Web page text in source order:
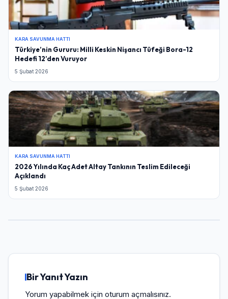
KARA SAVUNMA HATTI
Türkiye’nin Gururu: Milli Keskin Nişancı Tüfeği Bora-12
Hedefi 12’den Vuruyor
5 Şubat 2026
KARA SAVUNMA HATTI
2026 Yılında Kaç Adet Altay Tankının Teslim Edileceği
Açıklandı
5 Şubat 2026
Bir Yanıt Yazın
Yorum yapabilmek için oturum açmalısınız.